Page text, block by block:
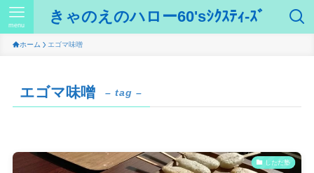
きゃのえのハロー60'sｼｸｽﾃｨ-ｽﾞ
menu
ホーム エゴマ味噌
エゴマ味噌 – tag –
しただ塾